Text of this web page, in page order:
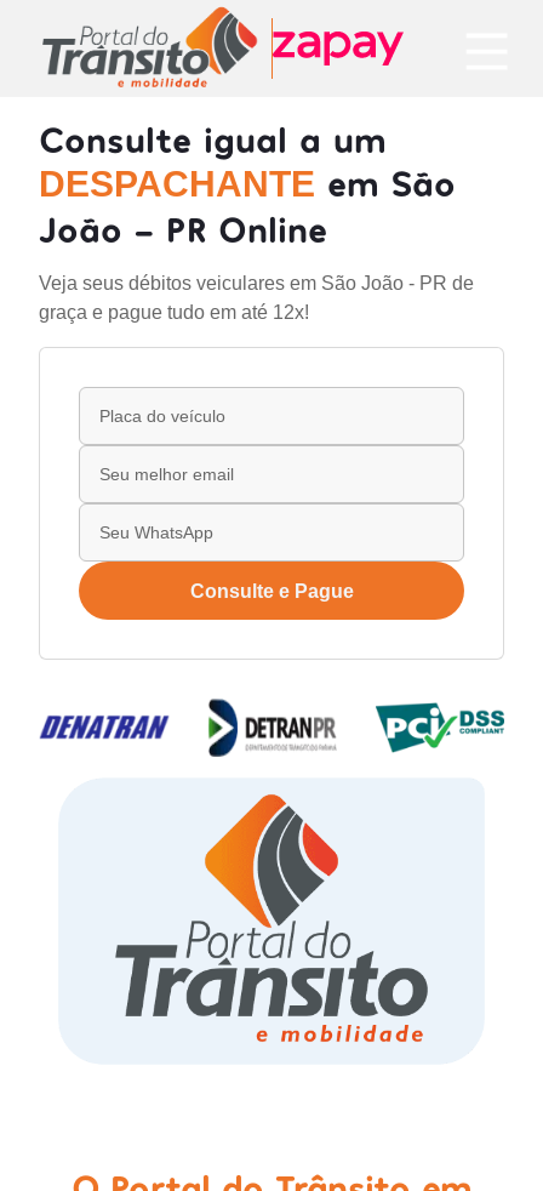
Consulte igual a um
DESPACHANTE em São
João - PR Online
Veja seus débitos veiculares em São João - PR de
graça e pague tudo em até 12x!
Consulte e Pague